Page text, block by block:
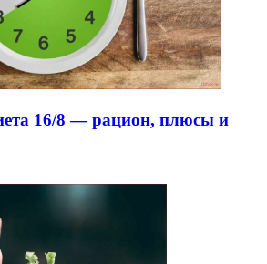
16/8 — рацион, плюсы и